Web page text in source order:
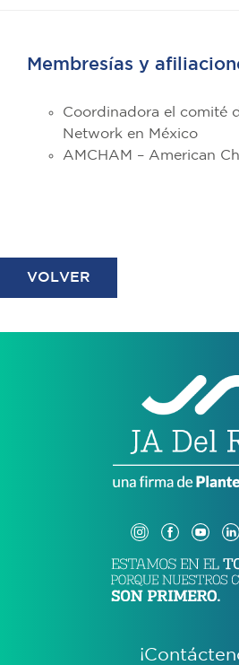
Membresías y
Coordinadora el comité
Network en México
AMCHAM – American
VOLVER